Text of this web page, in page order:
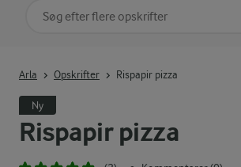
Rispapir pizza
Arla Opskrifter Rispapir pizza
Ny
Søg på kategori